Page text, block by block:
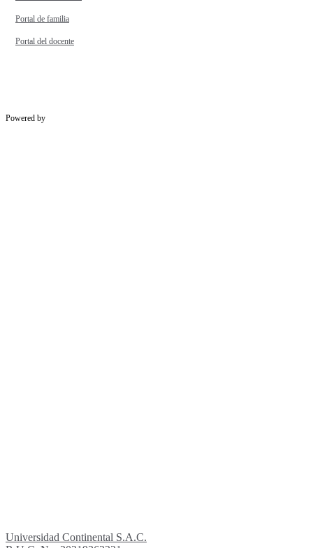
Portal de familia
Portal del docente
Powered by
Universidad Continental S.A.C.